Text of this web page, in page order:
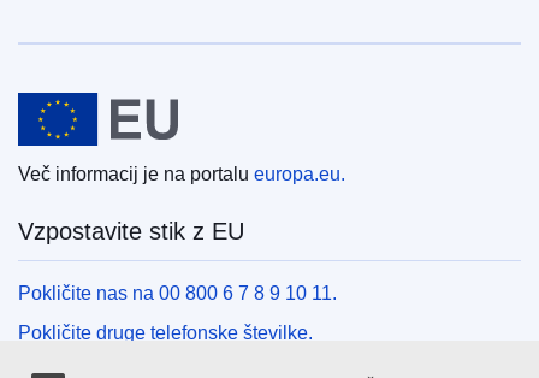
Evropska unija
Več informacij je na portalu europa.eu.
Vzpostavite stik z EU
Pokličite nas na 00 800 6 7 8 9 10 11.
Pokličite druge telefonske številke.
Pišite nam s kontaktnim obrazcem.